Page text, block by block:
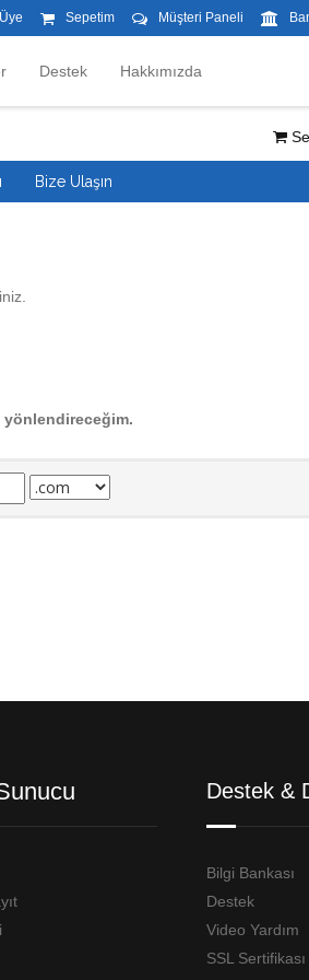
Sepetim Müşteri Paneli
Destek Hakkımızda
Bize Ulaşın
yönlendireceğim.
Destek &
Bilgi Bankası
Destek
Video Yardım
SSL Sertifikası